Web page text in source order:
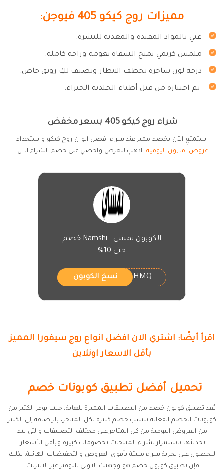
مميزات روج كيكو 405 فيوجن:
غني بالمواد المفيدة والمغذية للبشرة.
ملمس كريمي يمنح الشفاه نعومة وراحة كاملة.
درجة لون ساحرة تخطف الانظار وتضيف لكِ رونق خاص.
تم اختباره من قبل أطباء الجلدية الخبراء.
شراء روج كيكو 405 بسعر مخفض
استمتعِ الآن بخصم مميز عند شراء افضل الوان روج كيكو واستخدام
عروض امازون اليومية، اذهبِ للعرض واحصلِ على خصم الشراء الآن.
الكوبون نمشي - Namshi خصم
حتى 10%
HMQ نسخ الكوبون
اقرأ أيضًا: اشتري الان افضل انواع روج سيفورا المميز
بأقل الاسعار اونلاين
تحميل أفضل تطبيق كوبونات خصم
يُعد تطبيق كوبون خصم من التطبيقات المميزة للغاية، حيث يوفر الكثير من
كوبونات الخصم الفعالة بنسب خصم كبيرة لكل المتاجر، بالإضافة إلى الكثير
من العروض اليومية من كل المتاجر على مختلف التصنيفات والتي يتم
تحديثها باستمرار لشراء المنتجات بخصومات كبيرة وبأقل الأسعار،
للحصول على تجربة شراء مليئة بأقوى العروض والتخفيضات الهائلة، لذلك
فإن تطبيق كوبون خصم هو وجهتك الاولى للتوفير عبر الانترنت.